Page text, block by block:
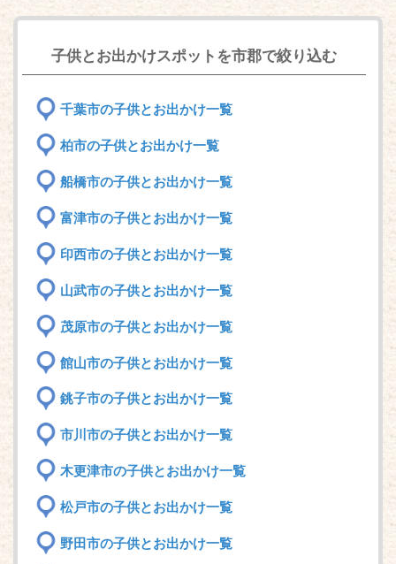
子供とお出かけスポットを市郡で絞り込む
千葉市の子供とお出かけ一覧
柏市の子供とお出かけ一覧
船橋市の子供とお出かけ一覧
富津市の子供とお出かけ一覧
印西市の子供とお出かけ一覧
山武市の子供とお出かけ一覧
茂原市の子供とお出かけ一覧
館山市の子供とお出かけ一覧
銚子市の子供とお出かけ一覧
市川市の子供とお出かけ一覧
木更津市の子供とお出かけ一覧
松戸市の子供とお出かけ一覧
野田市の子供とお出かけ一覧